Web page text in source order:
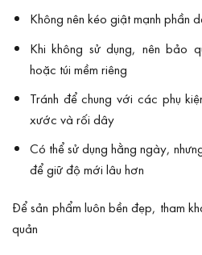
Không nên kéo giật mạnh phần
Khi không sử dụng, nên bảo
hoặc túi mềm riêng
Tránh để chung với các phụ
xước và rối dây
Có thể sử dụng hằng ngày,
để giữ độ mới lâu hơn
Để sản phẩm luôn bền đẹp, tham
quản